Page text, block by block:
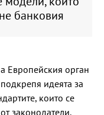
банковия
Европейския орган
идеята за
които се
законодатели.